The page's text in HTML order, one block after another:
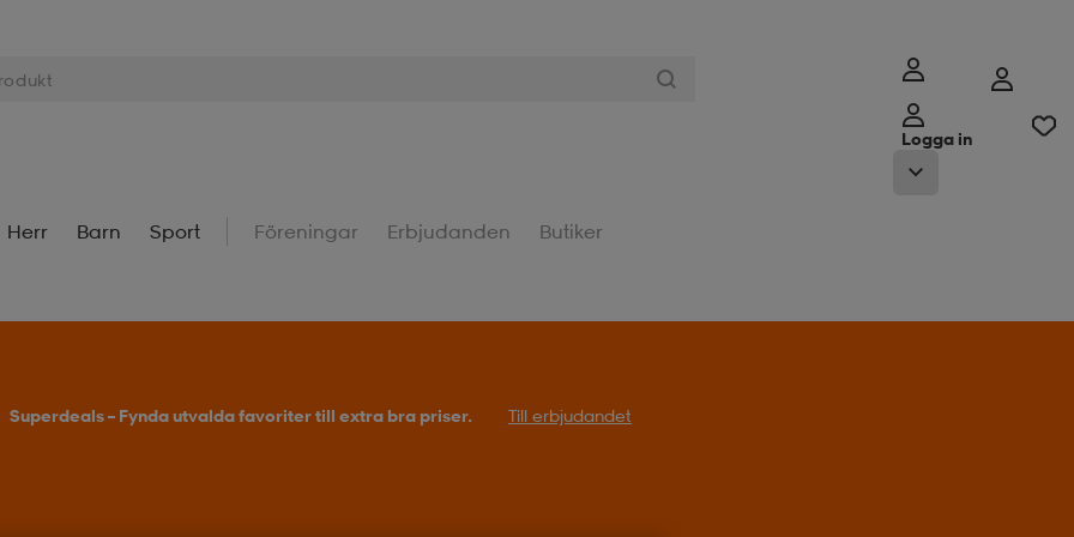
Logga in
Herr Barn Sport Föreningar Erbjudanden Butiker
Superdeals – Fynda utvalda favoriter till extra bra priser. Till erbjudandet